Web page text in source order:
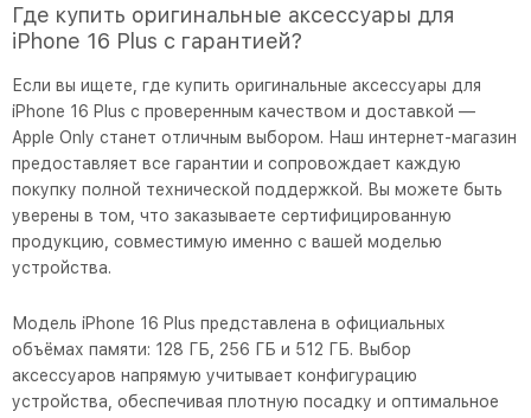
Где купить оригинальные аксессуары для
iPhone 16 Plus с гарантией?
Если вы ищете, где купить оригинальные аксессуары для
iPhone 16 Plus с проверенным качеством и доставкой —
Apple Only станет отличным выбором. Наш интернет-магазин
предоставляет все гарантии и сопровождает каждую
покупку полной технической поддержкой. Вы можете быть
уверены в том, что заказываете сертифицированную
продукцию, совместимую именно с вашей моделью
устройства.
Модель iPhone 16 Plus представлена в официальных
объёмах памяти: 128 ГБ, 256 ГБ и 512 ГБ. Выбор
аксессуаров напрямую учитывает конфигурацию
устройства, обеспечивая плотную посадку и оптимальное